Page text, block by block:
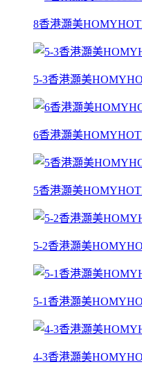
8香港灝美
5-3香港灝美
6香港灝美
5香港灝美
5-2香港灝美
5-1香港灝美
4-3香港灝美